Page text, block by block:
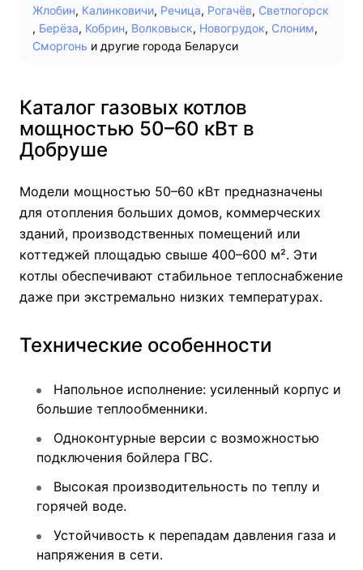
Жлобин, Калинковичи, Речица, Рогачёв, Светлогорск
, Берёза, Кобрин, Волковыск, Новогрудок, Слоним,
Сморгонь и другие города Беларуси
Каталог газовых котлов
мощностью 50–60 кВт в
Добруше
Модели мощностью 50–60 кВт предназначены
для отопления больших домов, коммерческих
зданий, производственных помещений или
коттеджей площадью свыше 400–600 м². Эти
котлы обеспечивают стабильное теплоснабжение
даже при экстремально низких температурах.
Технические особенности
Напольное исполнение: усиленный корпус и
большие теплообменники.
Одноконтурные версии с возможностью
подключения бойлера ГВС.
Высокая производительность по теплу и
горячей воде.
Устойчивость к перепадам давления газа и
напряжения в сети.